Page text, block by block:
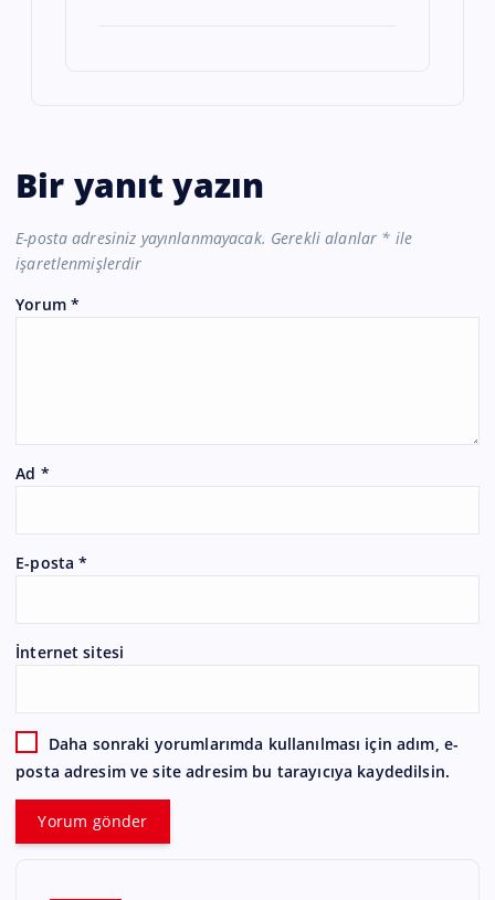
Bir yanıt yazın
E-posta adresiniz yayınlanmayacak. Gerekli alanlar * ile
işaretlenmişlerdir
Yorum *
Ad *
E-posta*
İnternet sitesi
Daha sonraki yorumlarımda kullanılması için adım, e-
posta adresim ve site adresim bu tarayıcıya kaydedilsin.